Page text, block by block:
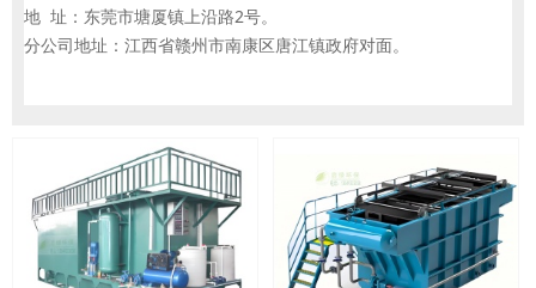
地 址：东莞市塘厦镇上沿路2号。
分公司地址：江西省赣州市南康区唐江镇政府对面。